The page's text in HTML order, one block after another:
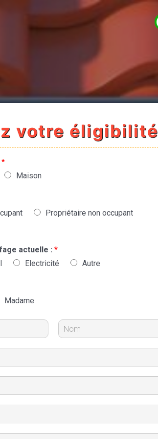
votre éligibilité
*
Maison
Propriétaire non occupant
actuelle : *
Electricité Autre
Madame